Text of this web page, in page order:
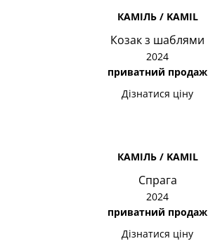
КАМІЛЬ / KAMIL
Козак з шаблями
2024
приватний продаж
Дізнатися ціну
КАМІЛЬ / KAMIL
Спрага
2024
приватний продаж
Дізнатися ціну